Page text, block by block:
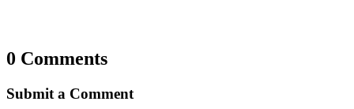
0 Comments
Submit a Comment